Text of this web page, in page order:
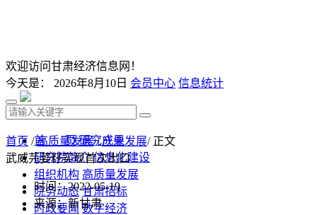
欢迎访问甘肃经济信息网！
今天是： 2026年8月10日 会员中心 信息统计
首 页 研究成果
研究院简介 信息化建设
组织机构 高质量发展
院务动态 甘肃招标
时政要闻 数字经济
首页 /高质量发展/产业发展/ 正文
武威芫荽籽实现首次出口
时间：2022-05-19
来源：新甘肃